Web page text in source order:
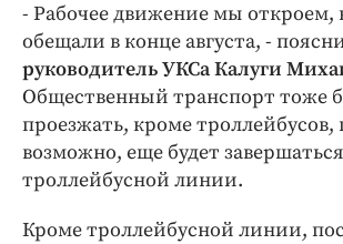
- Рабочее движение мы откроем,
обещали в конце августа, -
руководитель УКСа Калуги
Общественный транспорт тоже
проезжать, кроме троллейбусов,
возможно, еще будет
троллейбусной линии.
Кроме троллейбусной линии,